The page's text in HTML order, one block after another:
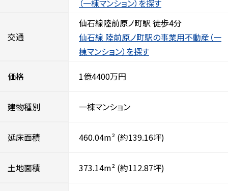
（一棟マンション）を探す
交通
仙石線陸前原ノ町駅 徒歩4分
仙石線 陸前原ノ町駅の事業用不動産（一
棟マンション）を探す
価格 1億4400万円
建物種別 一棟マンション
延床面積 460.04m² (約139.16坪)
土地面積 373.14m² (約112.87坪)